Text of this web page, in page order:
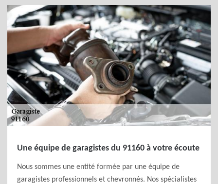
Une équipe de garagistes du 91160 à votre écoute
Nous sommes une entité formée par une équipe de
garagistes professionnels et chevronnés. Nos spécialistes